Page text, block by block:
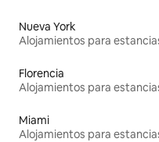
Nueva York
Florencia
Miami